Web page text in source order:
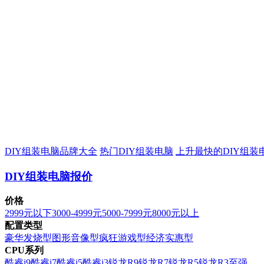
DIY组装电脑品牌大全 热门DIY组装电脑 上升最快的DIY组装
DIY组装电脑报价
价格
2999元以下3000-4999元5000-7999元8000元以上
配置类型
豪华发烧型图形音像型疯狂游戏型经济实惠型
CPU系列